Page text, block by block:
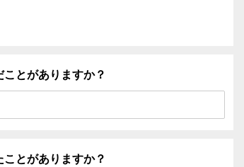
とがありますか？
とがありますか？